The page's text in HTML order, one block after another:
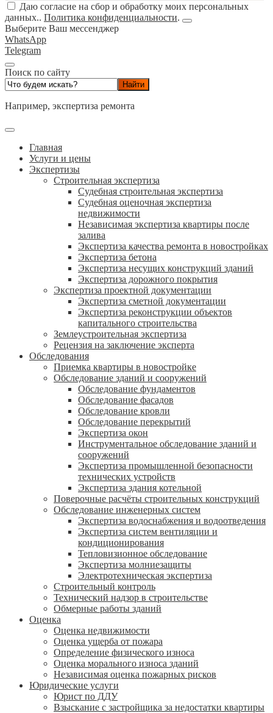
Даю согласие на сбор и обработку моих персональных
данных.. Политика конфиденциальности.
Выберите Ваш мессенджер
WhatsApp
Telegram
Поиск по сайту
Например, экспертиза ремонта
Главная
Услуги и цены
Экспертизы
Строительная экспертиза
Судебная строительная экспертиза
Судебная оценочная экспертиза
недвижимости
Независимая экспертиза квартиры после
залива
Экспертиза качества ремонта в новостройках
Экспертиза бетона
Экспертиза несущих конструкций зданий
Экспертиза дорожного покрытия
Экспертиза проектной документации
Экспертиза сметной документации
Экспертиза реконструкции объектов
капитального строительства
Землеустроительная экспертиза
Рецензия на заключение эксперта
Обследования
Приемка квартиры в новостройке
Обследование зданий и сооружений
Обследование фундаментов
Обследование фасадов
Обследование кровли
Обследование перекрытий
Экспертиза окон
Инструментальное обследование зданий и
сооружений
Экспертиза промышленной безопасности
технических устройств
Экспертиза здания котельной
Поверочные расчёты строительных конструкций
Обследование инженерных систем
Экспертиза водоснабжения и водоотведения
Экспертиза систем вентиляции и
кондиционирования
Тепловизионное обследование
Экспертиза молниезащиты
Электротехническая экспертиза
Строительный контроль
Технический надзор в строительстве
Обмерные работы зданий
Оценка
Оценка недвижимости
Оценка ущерба от пожара
Определение физического износа
Оценка морального износа зданий
Независимая оценка пожарных рисков
Юридические услуги
Юрист по ДДУ
Взыскание с застройщика за недостатки квартиры